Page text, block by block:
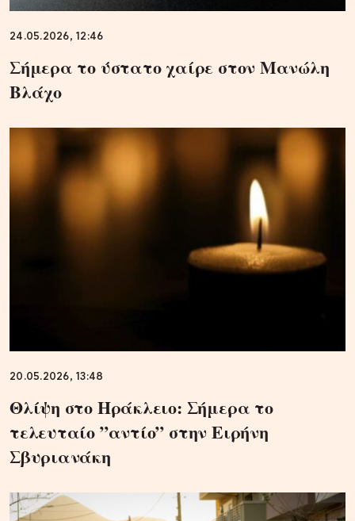
24.05.2026, 12:46
Σήμερα το ύστατο χαίρε στον Μανώλη
Βλάχο
20.05.2026, 13:48
Θλίψη στο Ηράκλειο: Σήμερα το
τελευταίο ”αντίο” στην Ειρήνη
Σβυριανάκη